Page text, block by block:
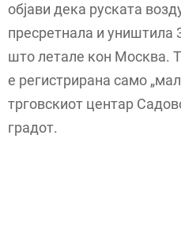
објави дека руската
пресретнала и уништила
што летале кон Москва.
е регистрирана само
трговскиот центар
градот.